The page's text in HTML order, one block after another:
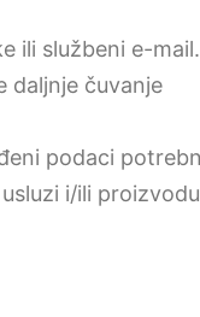
ili službeni e-mail.
daljnje čuvanje
podaci
i/ili